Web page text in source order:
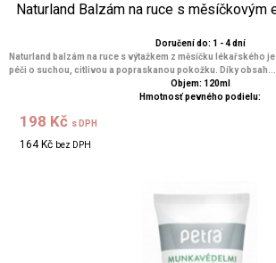
Naturland Balzám na ruce s měsíčkovým
Doručení do: 1 - 4 dní
Naturland balzám na ruce s výtažkem z měsíčku lékařského
péči o suchou, citlivou a popraskanou pokožku. Díky obsah...
Objem: 120ml
Hmotnosť pevného podielu:
198 Kč s DPH
164 Kč bez DPH